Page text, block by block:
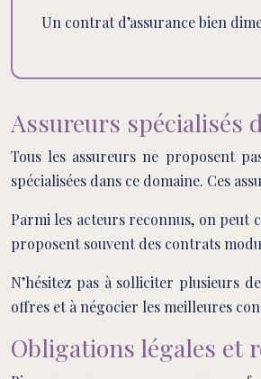
Un contrat d’assurance bien
Assureurs spécialisés
Tous les assureurs ne proposent
spécialisées dans ce domaine. Ces
Parmi les acteurs reconnus, on peut
proposent souvent des contrats
N’hésitez pas à solliciter plusieurs
offres et à négocier les meilleures
Obligations légales et